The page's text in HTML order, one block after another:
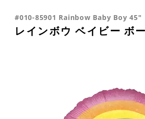
#010-85901 Rainbow Baby Boy 45"
レインボウ ベイビー ボ